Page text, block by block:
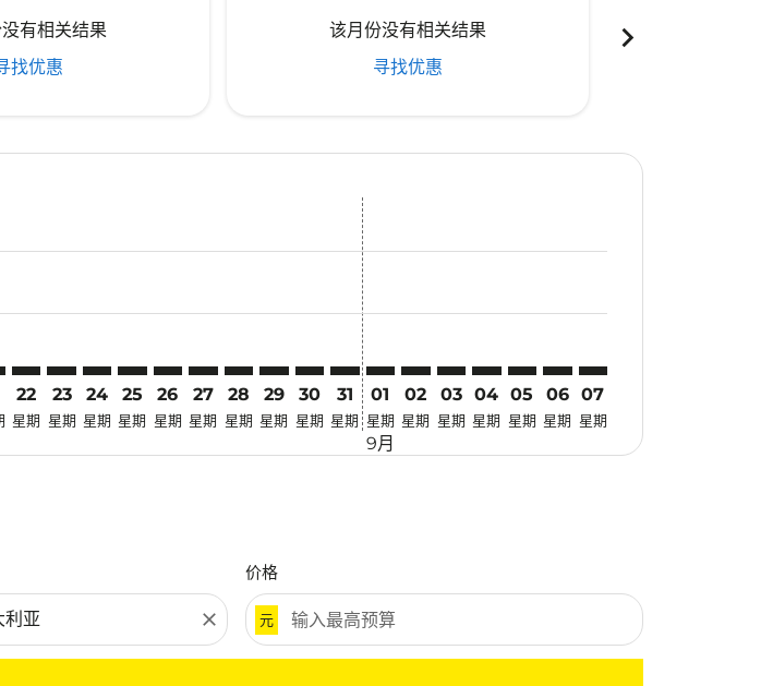
有相关结果
找优惠
该月份没有相关结果
寻找优惠
chevron_right
cmp-view-offers-disclaimer. 寻找优惠
CGO–MEL: cmp-view-offers-disclaimer. 寻找优惠
22
星期
CGO–MEL: cmp-view-offers-disclaimer. 寻找优惠
23
星期
CGO–MEL: cmp-view-offers-disclaimer. 寻找优惠
24
星期
CGO–MEL: cmp-view-offers-disclaimer. 寻找优惠
25
星期
CGO–MEL: cmp-view-offers-disclaimer. 寻找优惠
26
星期
CGO–MEL: cmp-view-offers-disclaimer. 寻找优惠
27
星期
CGO–MEL: cmp-view-offers-disclaimer. 寻找优惠
28
星期
CGO–MEL: cmp-view-offers-disclaimer. 寻找优惠
29
星期
CGO–MEL: cmp-view-offers-disclaimer. 寻找优惠
30
星期
CGO–MEL: cmp-view-offers-disclaimer. 寻找优惠
31
星期
01
星期
9月
02
星期
03
星期
04
星期
05
星期
06
星期
07
星期
close
价格
元